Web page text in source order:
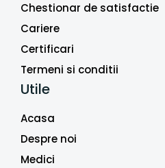
Chestionar de satisfactie
Cariere
Certificari
Termeni si conditii
Utile
Acasa
Despre noi
Medici